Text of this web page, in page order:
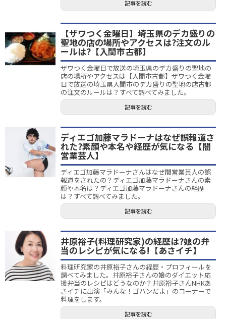
記事を読む
【ザワつく金曜日】埼玉県のデカ盛りの
聖地の店の場所やアクセスは?注文のル
ールは?【入間市古都】
ザワつく金曜日で放送の埼玉県のデカ盛りの聖地の
店の場所やアクセスは【入間市古都】ザワつく金曜
日で放送の埼玉県入間市のデカ盛りの聖地の店古都
の注文のルールは？すべて調べてみました。
記事を読む
ディエゴ加藤マラドーナはなぜ誤報道さ
れた?素顔や本名や経歴が気になる【闇
営業芸人】
ディエゴ加藤マラドーナさんはなぜ闇営業芸人の誤
報道をされたの？ディエゴ加藤マラドーナさんの素
顔や本名は？ディエゴ加藤マラドーナさんの経歴
は？すべて調べてみました。
記事を読む
井原裕子(料理研究家)の経歴は?娘の弁
当のレシピが気になる!【あさイチ】
料理研究家の井原裕子さんの経歴・プロフィールを
調べてみました。井原裕子さんの娘のダイエット応
援弁当のレシピはどうなのか？井原裕子さんNHKあ
さイチに出演「みんな！ゴハンだよ」のコーナーで
料理をします。
記事を読む